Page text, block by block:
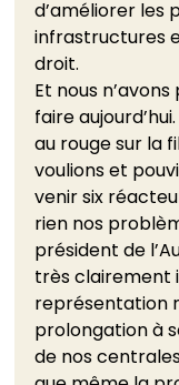
d’améliorer les
infrastructures
droit.
Et nous
faire
au rouge sur la
voulions et
venir six
rien nos
président de
très clairement
représentation
prolongation à
de nos